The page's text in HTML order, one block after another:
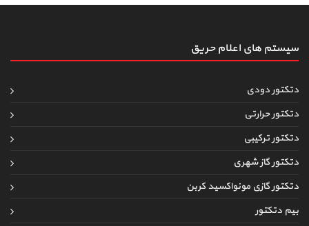
سیستم های اعلام حریق
دتکتور دودی
دتکتور حرارتی
دتکتور ترکیبی
دتکتور گاز شهری
دتکتور گازی مونواکسید کربن
بیم دتکتور